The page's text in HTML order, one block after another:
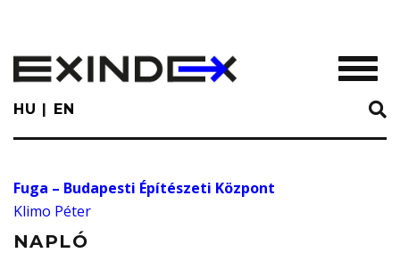
main
content
HU EN
Fuga – Budapesti Építészeti Központ
Klimo Péter
NAPLÓ